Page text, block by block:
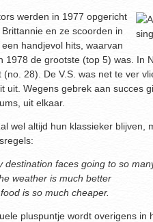
werden in 1977 opgericht
en ze scoorden in
handjevol hits, waarvan
1978 de grootste (top 5) was. In
(no. 28). De V.S. was net te ver
uit. Wegens gebrek aan succes
uit elkaar.
wel altijd hun klassieker blijven,
destination faces going to so
weather is much better
is so much cheaper.
pluspuntje wordt overigens in